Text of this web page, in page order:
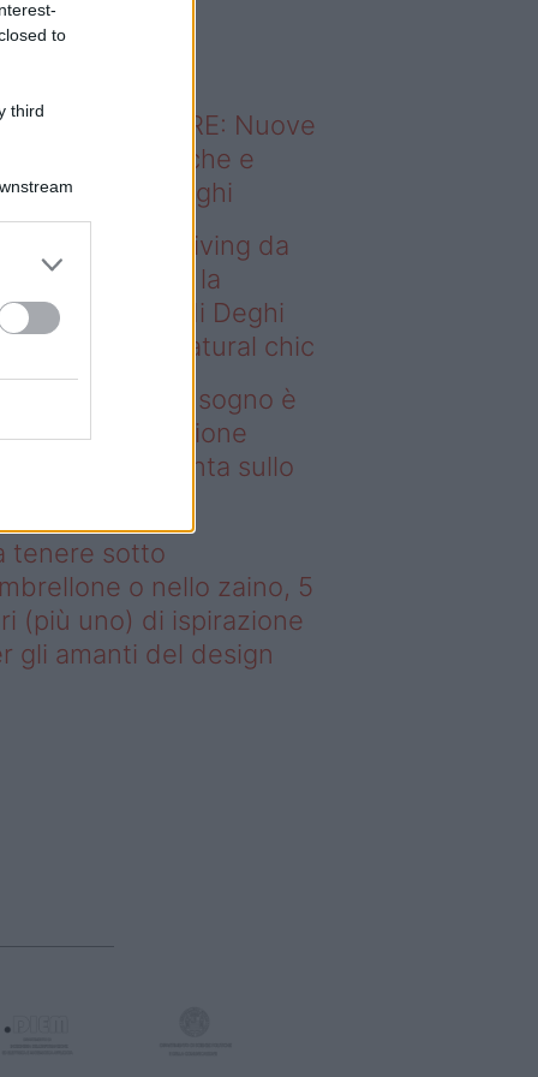
to
third
sapevi che...
ABITARE: Nuove
domestiche e
dei luoghi
– Avere un living da
è possibile: la
Karan di Deghi
sullo stile natural chic
un living da sogno è
la collezione
di Deghi punta sullo
tenere sotto
o nello zaino, 5
(più uno) di ispirazione
gli amanti del design